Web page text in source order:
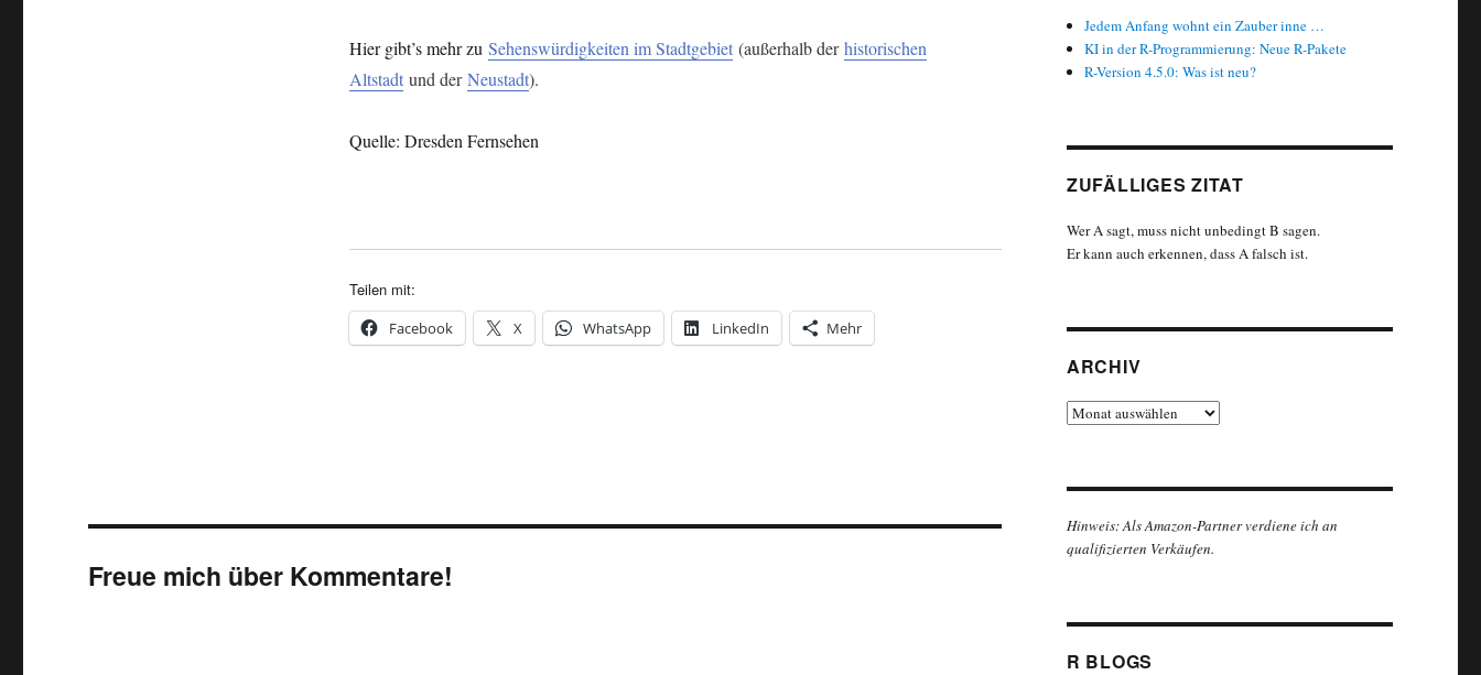
Hier gibt’s mehr zu Sehenswürdigkeiten im Stadtgebiet(außerhalb derhistorischen
Altstadtund derNeustadt).
Quelle: Dresden Fernsehen
Teilen mit:
Facebook X WhatsApp LinkedIn Mehr
Freue mich über Kommentare!
Jedem Anfang wohnt ein Zauber inne …
KI in der R-Programmierung: Neue R-Pakete
R-Version 4.5.0: Was ist neu?
ZUFÄLLIGES ZITAT
Wer A sagt, muss nicht unbedingt B sagen.
Er kann auch erkennen, dass A falsch ist.
ARCHIV
Archiv
Hinweis: Als Amazon-Partner verdiene ich an
qualifizierten Verkäufen.
R BLOGS